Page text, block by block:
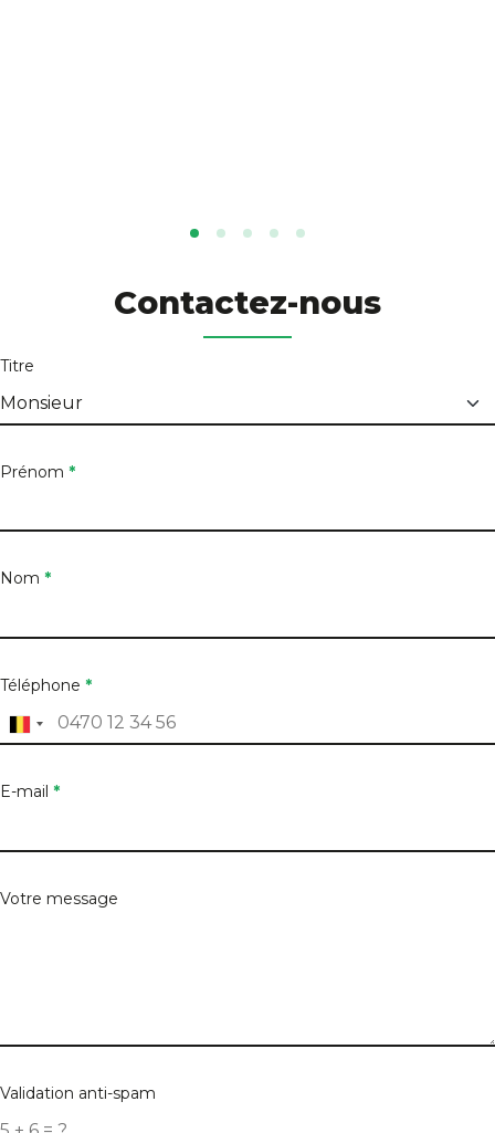
Contactez-nous
Titre
Prénom *
Nom *
Téléphone *
E-mail *
Votre message
Validation anti-spam